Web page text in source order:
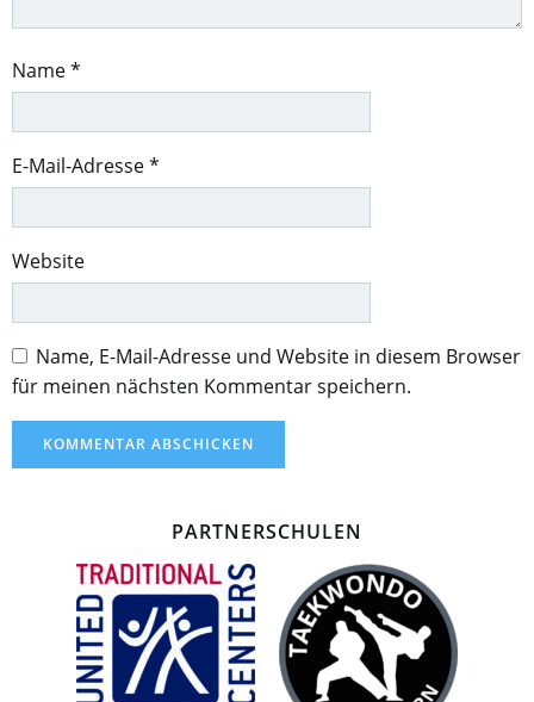
Name*
E-Mail-Adresse*
Website
Name, E-Mail-Adresse und Website in diesem Browser
für meinen nächsten Kommentar speichern.
PARTNERSCHULEN